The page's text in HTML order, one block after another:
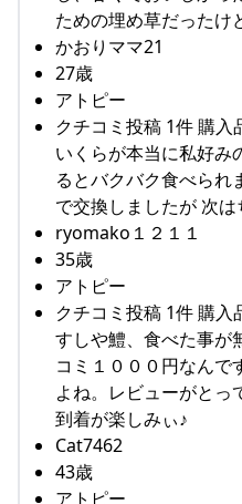
ための埋め草だったけ
かおりママ21
27歳
アトピー
クチコミ投稿 1件 購
いくらが本当に私好み
るとバクバク食べられ
で交換しましたが 次
ryomako１２１１
35歳
アトピー
クチコミ投稿 1件
すしや鱧、食べた事が
コミ１０００円なんで
よね。レビューがとっ
到着が楽しみぃ♪
Cat7462
43歳
アトピー